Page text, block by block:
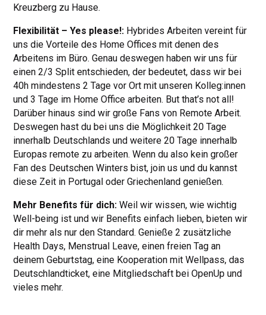
Kreuzberg zu Hause.
Flexibilität – Yes please!: Hybrides Arbeiten vereint für
uns die Vorteile des Home Offices mit denen des
Arbeitens im Büro. Genau deswegen haben wir uns für
einen 2/3 Split entschieden, der bedeutet, dass wir bei
40h mindestens 2 Tage vor Ort mit unseren Kolleg:innen
und 3 Tage im Home Office arbeiten. But that’s not all!
Darüber hinaus sind wir große Fans von Remote Arbeit.
Deswegen hast du bei uns die Möglichkeit 20 Tage
innerhalb Deutschlands und weitere 20 Tage innerhalb
Europas remote zu arbeiten. Wenn du also kein großer
Fan des Deutschen Winters bist, join us und du kannst
diese Zeit in Portugal oder Griechenland genießen.
Mehr Benefits für dich: Weil wir wissen, wie wichtig
Well-being ist und wir Benefits einfach lieben, bieten wir
dir mehr als nur den Standard. Genieße 2 zusätzliche
Health Days, Menstrual Leave, einen freien Tag an
deinem Geburtstag, eine Kooperation mit Wellpass, das
Deutschlandticket, eine Mitgliedschaft bei OpenUp und
vieles mehr.